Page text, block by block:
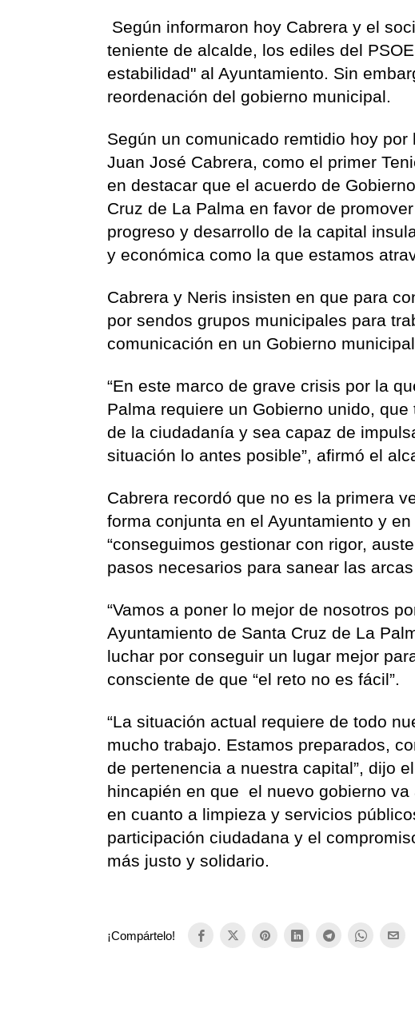
Según informaron hoy Cabrera y el
teniente de alcalde, los ediles del
estabilidad" al Ayuntamiento. Sin
reordenación del gobierno municipal.
Según un comunicado remtidio hoy
Juan José Cabrera, como el primer
en destacar que el acuerdo de
Cruz de La Palma en favor de
progreso y desarrollo de la capital
y económica como la que estamos
Cabrera y Neris insisten en que para
por sendos grupos municipales para
comunicación en un Gobierno
“En este marco de grave crisis por la
Palma requiere un Gobierno unido,
de la ciudadanía y sea capaz de
situación lo antes posible”, afirmó el
Cabrera recordó que no es la primera
forma conjunta en el Ayuntamiento y
“conseguimos gestionar con rigor,
pasos necesarios para sanear las
“Vamos a poner lo mejor de nosotros
Ayuntamiento de Santa Cruz de La
luchar por conseguir un lugar mejor
consciente de que “el reto no es fácil”.
“La situación actual requiere de todo
mucho trabajo. Estamos preparados,
de pertenencia a nuestra capital”, dijo
hincapién en que el nuevo gobierno
en cuanto a limpieza y servicios
participación ciudadana y el
más justo y solidario.
¡Compártelo!